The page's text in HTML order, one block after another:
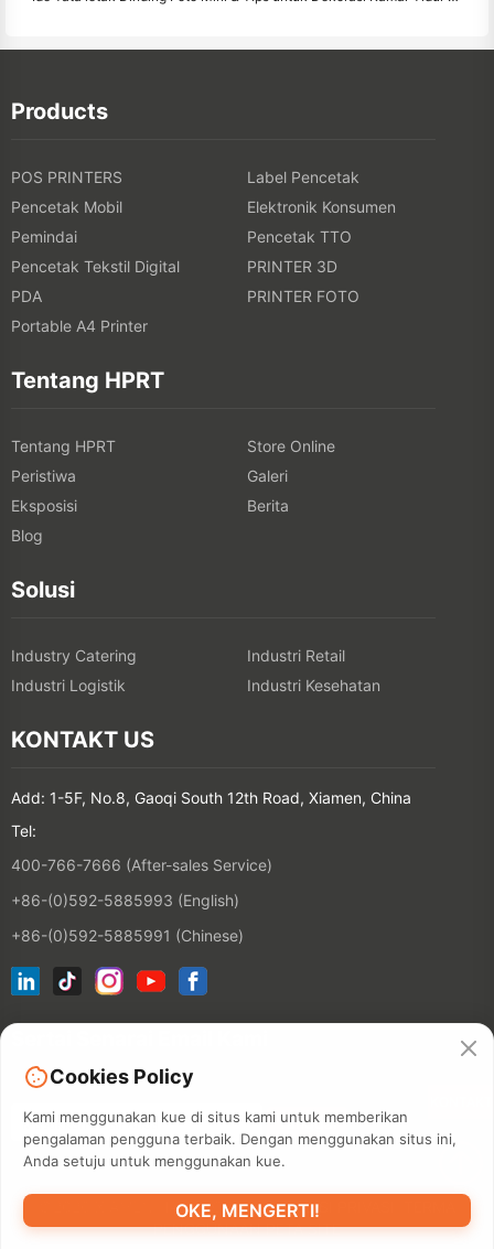
Products
POS PRINTERS
Label Pencetak
Pencetak Mobil
Elektronik Konsumen
Pemindai
Pencetak TTO
Pencetak Tekstil Digital
PRINTER 3D
PDA
PRINTER FOTO
Portable A4 Printer
Tentang HPRT
Tentang HPRT
Store Online
Peristiwa
Galeri
Eksposisi
Berita
Blog
Solusi
Industry Catering
Industri Retail
Industri Logistik
Industri Kesehatan
KONTAKT US
Add: 1-5F, No.8, Gaoqi South 12th Road, Xiamen, China
Tel:
400-766-7666 (After-sales Service)
+86-(0)592-5885993 (English)
+86-(0)592-5885991 (Chinese)
©2026 XIAMEN HANIN CO., LTD.POLISI PRIVASI
PENGGUNAAN PETA SITE
Cookies Policy
Kami menggunakan kue di situs kami untuk memberikan
pengalaman pengguna terbaik. Dengan menggunakan situs ini,
Anda setuju untuk menggunakan kue.
OKE, MENGERTI!